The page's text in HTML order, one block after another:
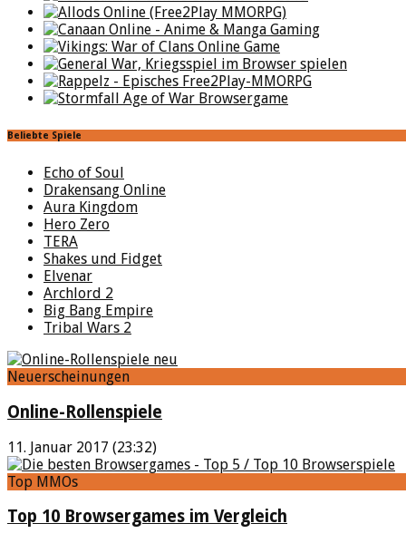
Beliebte Spiele
Echo of Soul
Drakensang Online
Aura Kingdom
Hero Zero
TERA
Shakes und Fidget
Elvenar
Archlord 2
Big Bang Empire
Tribal Wars 2
Neuerscheinungen
Online-Rollenspiele
11. Januar 2017 (23:32)
Top MMOs
Top 10 Browsergames im Vergleich